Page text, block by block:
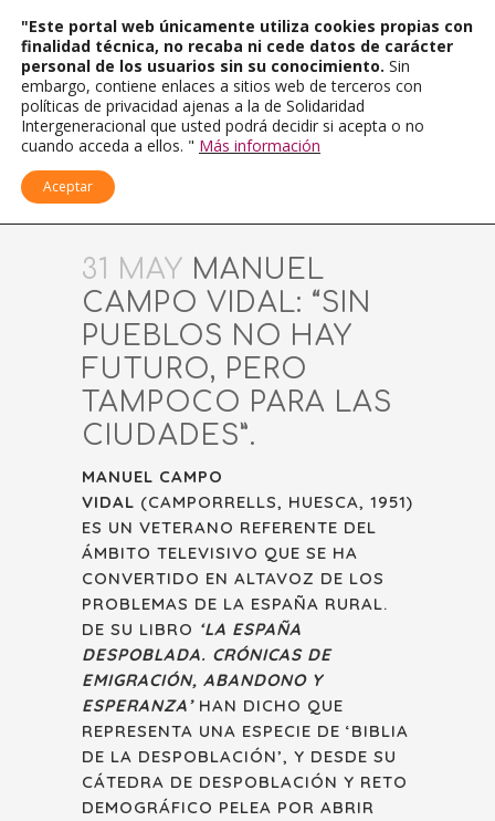
31 MAY MANUEL
CAMPO VIDAL: “SIN
PUEBLOS NO HAY
FUTURO, PERO
TAMPOCO PARA LAS
CIUDADES”.
MANUEL CAMPO
VIDAL (CAMPORRELLS, HUESCA, 1951)
ES UN VETERANO REFERENTE DEL
ÁMBITO TELEVISIVO QUE SE HA
CONVERTIDO EN ALTAVOZ DE LOS
PROBLEMAS DE LA ESPAÑA RURAL.
DE SU LIBRO ‘LA ESPAÑA
DESPOBLADA. CRÓNICAS DE
EMIGRACIÓN, ABANDONO Y
ESPERANZA’HAN DICHO QUE
REPRESENTA UNA ESPECIE DE ‘BIBLIA
DE LA DESPOBLACIÓN’, Y DESDE SU
CÁTEDRA DE DESPOBLACIÓN Y RETO
DEMOGRÁFICO PELEA POR ABRIR
"Este portal web únicamente utiliza cookies propias con
finalidad técnica, no recaba ni cede datos de carácter
personal de los usuarios sin su conocimiento. Sin
embargo, contiene enlaces a sitios web de terceros con
políticas de privacidad ajenas a la de Solidaridad
Intergeneracional que usted podrá decidir si acepta o no
cuando acceda a ellos. " Más información
Aceptar